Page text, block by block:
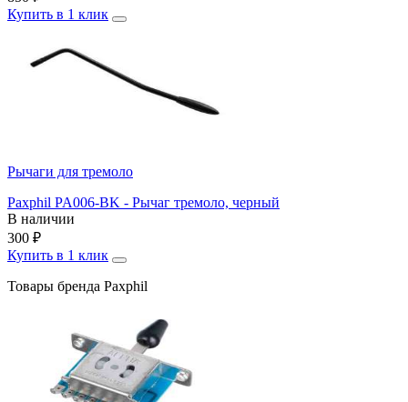
Купить в 1 клик
Рычаги для тремоло
Paxphil PA006-BK - Рычаг тремоло, черный
В наличии
300 ₽
Купить в 1 клик
Товары бренда Paxphil